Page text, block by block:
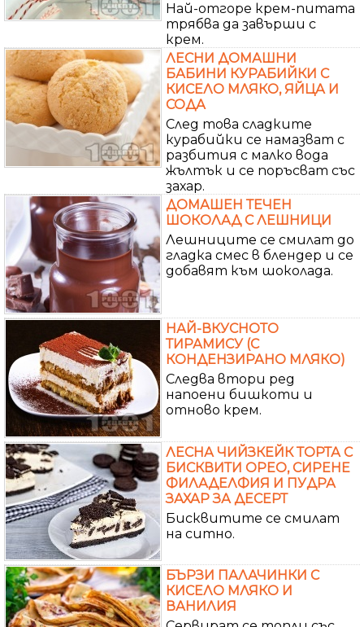
Най-отгоре крем-питата
трябва да завърши с
крем.
ЛЕСНИ ДОМАШНИ
БАБИНИ КУРАБИЙКИ С
КИСЕЛО МЛЯКО, ЯЙЦА И
СОДА
След това сладките
курабийки се намазват с
разбития с малко вода
жълтък и се поръсват със
захар.
ДОМАШЕН ТЕЧЕН
ШОКОЛАД С ЛЕШНИЦИ
Лешниците се смилат до
гладка смес в блендер и се
добавят към шоколада.
НАЙ-ВКУСНОТО
ТИРАМИСУ (С
КОНДЕНЗИРАНО МЛЯКО)
Следва втори ред
напоени бишкоти и
отново крем.
ЛЕСНА ЧИЙЗКЕЙК ТОРТА С
БИСКВИТИ ОРЕО, СИРЕНЕ
ФИЛАДЕЛФИЯ И ПУДРА
ЗАХАР ЗА ДЕСЕРТ
Бисквитите се смилат
на ситно.
БЪРЗИ ПАЛАЧИНКИ С
КИСЕЛО МЛЯКО И
ВАНИЛИЯ